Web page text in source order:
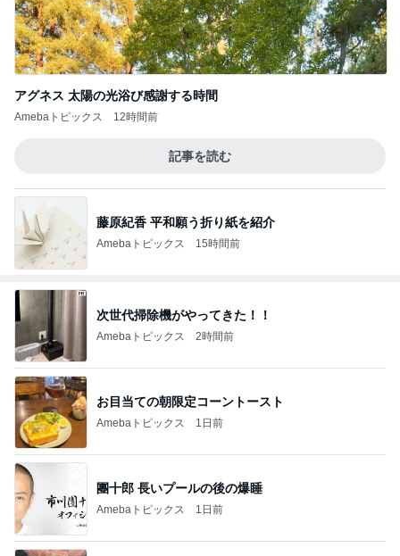
アグネス 太陽の光浴び感謝する時間
Amebaトピックス 12時間前
記事を読む
藤原紀香 平和願う折り紙を紹介
Amebaトピックス 15時間前
次世代掃除機がやってきた！！
Amebaトピックス 2時間前
お目当ての朝限定コーントースト
Amebaトピックス 1日前
團十郎 長いプールの後の爆睡
Amebaトピックス 1日前